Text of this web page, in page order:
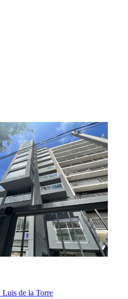
Luis de la Torre